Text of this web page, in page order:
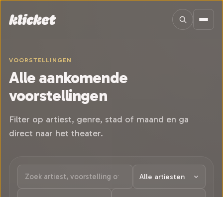
VOORSTELLINGEN
Alle aankomende
voorstellingen
Filter op artiest, genre, stad of maand en ga
direct naar het theater.